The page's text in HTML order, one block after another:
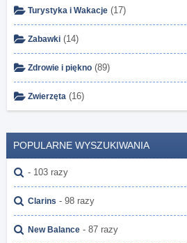
Turystyka i Wakacje (17)
Zabawki (14)
Zdrowie i piękno (89)
Zwierzęta (16)
POPULARNE WYSZUKIWANIA
- 103 razy
Clarins - 98 razy
New Balance - 87 razy